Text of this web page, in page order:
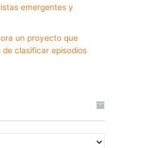
emergentes y
un proyecto que
clasificar episodios